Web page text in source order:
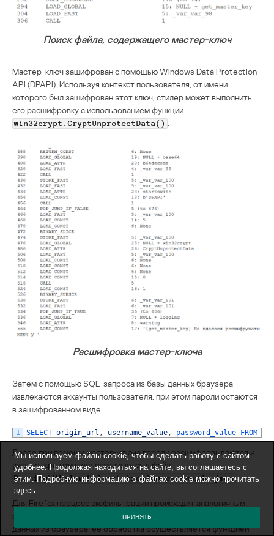
Поиск файла, содержащего мастер-ключ
Мастер-ключ зашифрован с помощью Windows Data Protection
API (DPAPI). Используя контекст пользователя, от имени
которого был зашифрован этот ключ, стилер может выполнить
его расшифровку с использованием функции
win32crypt.CryptUnprotectData()
Расшифровка мастер-ключа
Затем с помощью SQL-запроса из базы данных браузера
извлекаются аккаунты пользователя, при этом пароли остаются
в зашифрованном виде.
1 SELECT origin_url , username_value, password_value FROM
Далее при помощи мастер-ключа пароли расшифровываются и
уже в открытом виде сохраняются в файл
Roaming\WindowsHelper\chromium_passwords.json .
Для Firefox процесс эксфильтрации происходит аналогичным
образом. Стилер получает команду на извлечение учетных
данных из браузера, ее обработка осуществляется функцией
Мы используем файлы cookie, чтобы сделать работу с сайтом
удобнее. Продолжая находиться на сайте, вы соглашаетесь с
этим. Подробную информацию о файлах cookie можно прочитать
здесь.
ПРИНЯТЬ